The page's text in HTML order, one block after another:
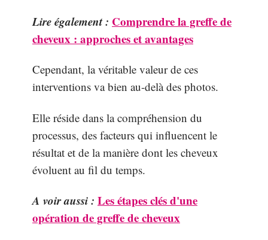
Lire également : Comprendre la greffe de
cheveux : approches et avantages
Cependant, la véritable valeur de ces
interventions va bien au-delà des photos.
Elle réside dans la compréhension du
processus, des facteurs qui influencent le
résultat et de la manière dont les cheveux
évoluent au fil du temps.
A voir aussi : Les étapes clés d'une
opération de greffe de cheveux